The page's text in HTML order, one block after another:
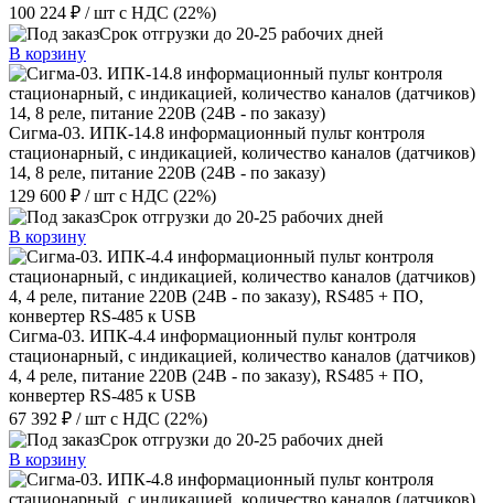
100 224 ₽ / шт с НДС (22%)
Срок отгрузки до 20-25 рабочих дней
В корзину
Сигма-03. ИПК-14.8 информационный пульт контроля
стационарный, с индикацией, количество каналов (датчиков)
14, 8 реле, питание 220В (24В - по заказу)
129 600 ₽ / шт с НДС (22%)
Срок отгрузки до 20-25 рабочих дней
В корзину
Сигма-03. ИПК-4.4 информационный пульт контроля
стационарный, с индикацией, количество каналов (датчиков)
4, 4 реле, питание 220В (24В - по заказу), RS485 + ПО,
конвертер RS-485 к USB
67 392 ₽ / шт с НДС (22%)
Срок отгрузки до 20-25 рабочих дней
В корзину